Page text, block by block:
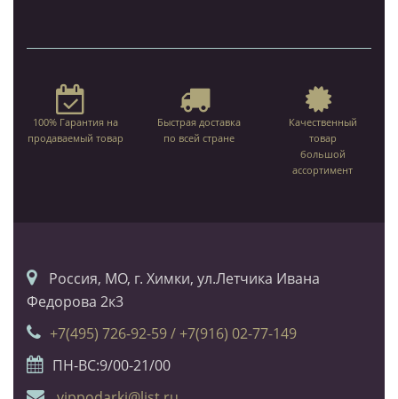
100% Гарантия на
продаваемый товар
Быстрая доставка
по всей стране
Качественный
товар
большой
ассортимент
Россия, МО, г. Химки, ул.Летчика Ивана
Федорова 2к3
+7(495) 726-92-59 / +7(916) 02-77-149
ПН-ВС:9/00-21/00